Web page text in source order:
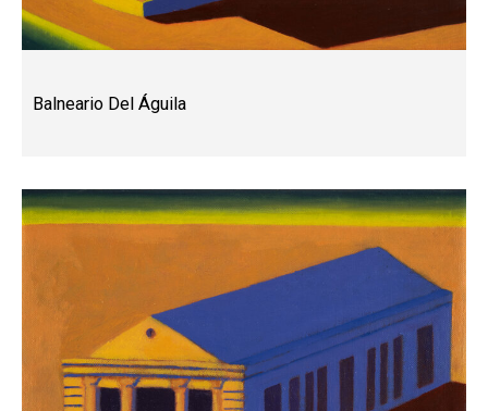
Balneario Del Águila